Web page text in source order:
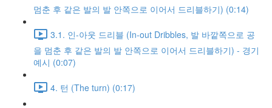
멈춘 후 같은 발의 발 안쪽으로 이어서 드리블하기) (0:14)
3.1. 인-아웃 드리블 (In-out Dribbles, 발 바깥쪽으로 공
을 멈춘 후 같은 발의 발 안쪽으로 이어서 드리블하기) - 경기
예시 (0:07)
4. 턴 (The turn) (0:17)